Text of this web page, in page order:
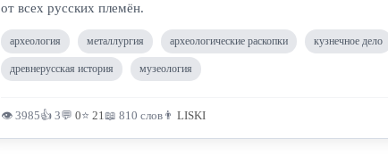
от всех русских племён.
археология металлургия археологические раскопки кузнечное дело
древнерусская история музеология
👁 3985👍 3💬 0⭐ 21📖 810 слов 👨 LISKI